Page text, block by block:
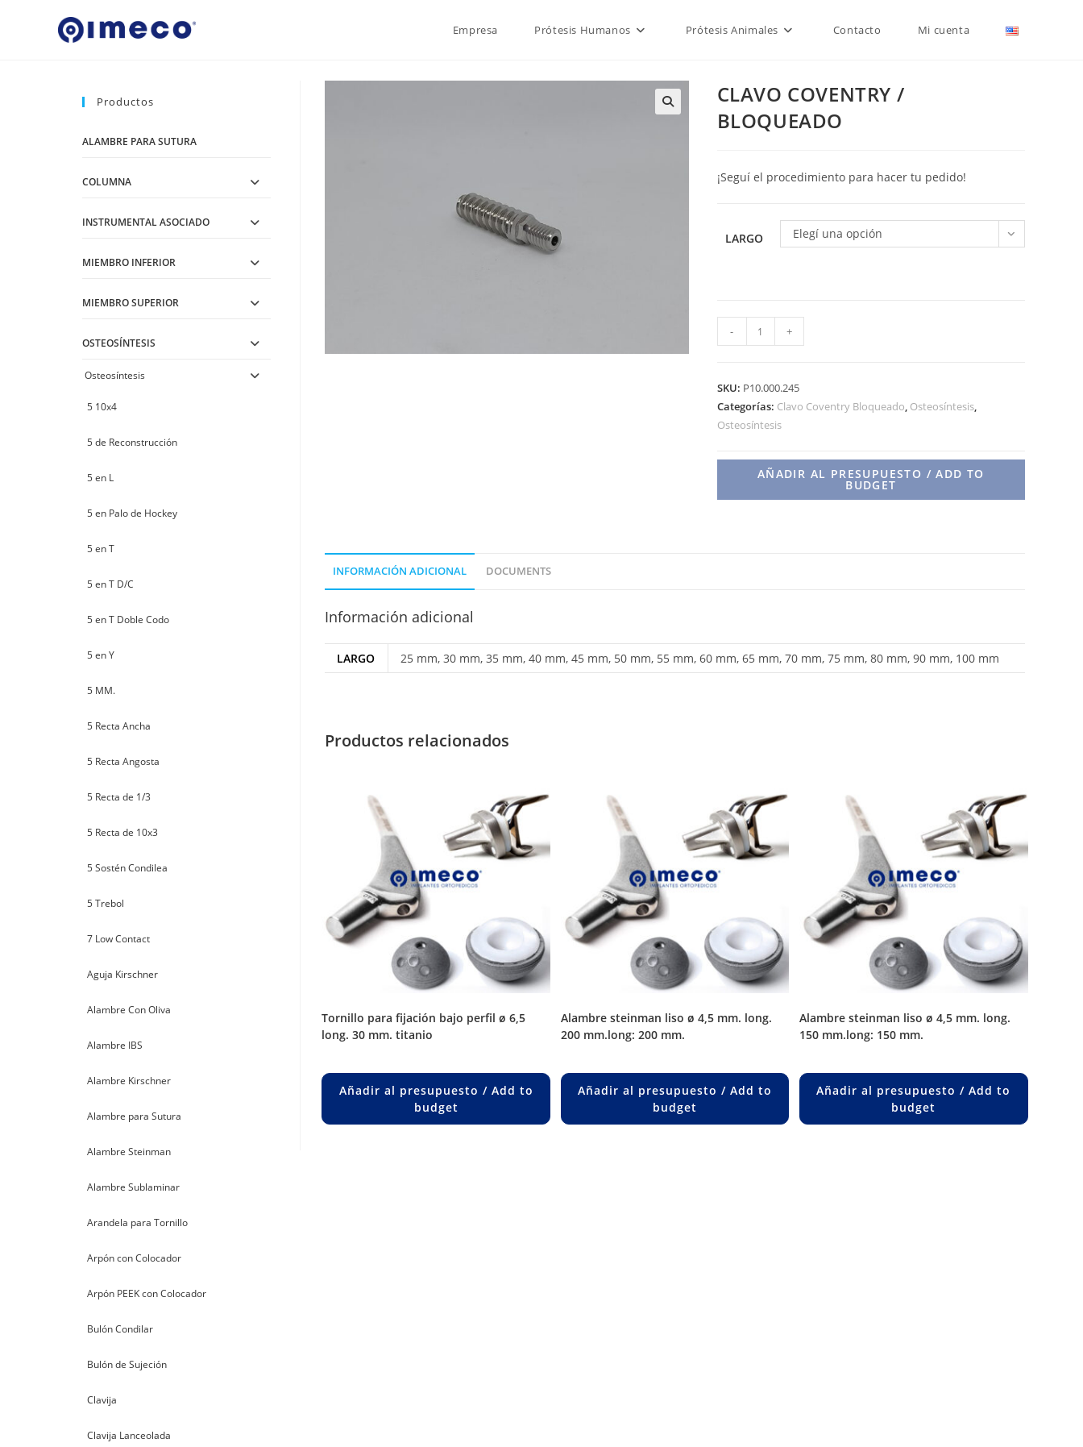
Empresa Prótesis Humanos Prótesis Animales Contacto Mi cuenta
CLAVO COVENTRY /
BLOQUEADO
¡Seguí el procedimiento para hacer tu pedido!
LARGO Elegí una opción
COVENTRY
BLOQUEADO
cantidad
- +
SKU: P10.000.245
Categorías: Clavo Coventry Bloqueado, Osteosíntesis,
Osteosíntesis
AÑADIR AL PRESUPUESTO / ADD TO
BUDGET
INFORMACIÓN ADICIONAL DOCUMENTS
Información adicional
LARGO 25 mm, 30 mm, 35 mm, 40 mm, 45 mm, 50 mm, 55 mm, 60 mm, 65 mm, 70 mm, 75 mm, 80 mm, 90 mm, 100 mm
Productos relacionados
tornillo para fijación bajo perfil ø 6,5
long. 30 mm. titanio
Añadir al presupuesto / Add to
budget
alambre steinman liso ø 4,5 mm. long.
200 mm.long: 200 mm.
Añadir al presupuesto / Add to
budget
alambre steinman liso ø 4,5 mm. long.
150 mm.long: 150 mm.
Añadir al presupuesto / Add to
budget
Productos
ALAMBRE PARA SUTURA
COLUMNA
INSTRUMENTAL ASOCIADO
MIEMBRO INFERIOR
MIEMBRO SUPERIOR
OSTEOSÍNTESIS
Osteosíntesis
5 10x4
5 de Reconstrucción
5 en L
5 en Palo de Hockey
5 en T
5 en T D/C
5 en T Doble Codo
5 en Y
5 MM.
5 Recta Ancha
5 Recta Angosta
5 Recta de 1/3
5 Recta de 10x3
5 Sostén Condilea
5 Trebol
7 Low Contact
Aguja Kirschner
Alambre Con Oliva
Alambre IBS
Alambre Kirschner
Alambre para Sutura
Alambre Steinman
Alambre Sublaminar
Arandela para Tornillo
Arpón con Colocador
Arpón PEEK con Colocador
Bulón Condilar
Bulón de Sujeción
Clavija
Clavija Lanceolada